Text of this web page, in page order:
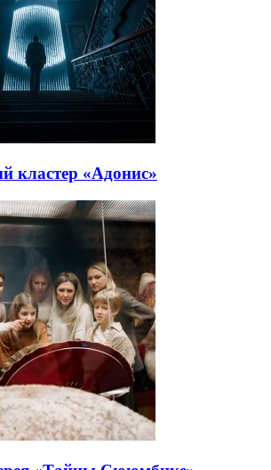
кластер «Адонис»